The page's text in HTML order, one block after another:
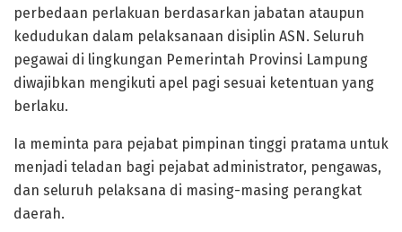
perbedaan perlakuan berdasarkan jabatan ataupun
kedudukan dalam pelaksanaan disiplin ASN. Seluruh
pegawai di lingkungan Pemerintah Provinsi Lampung
diwajibkan mengikuti apel pagi sesuai ketentuan yang
berlaku.
Ia meminta para pejabat pimpinan tinggi pratama untuk
menjadi teladan bagi pejabat administrator, pengawas,
dan seluruh pelaksana di masing-masing perangkat
daerah.